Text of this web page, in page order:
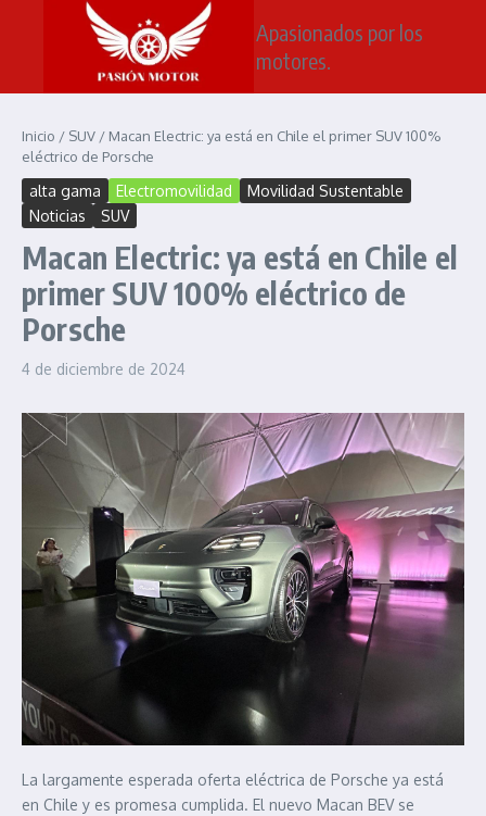
Saltar al contenido
Apasionados por los
motores.
Inicio / SUV / Macan Electric: ya está en Chile el primer SUV 100%
eléctrico de Porsche
alta gama Electromovilidad
Movilidad Sustentable
Noticias
SUV
Macan Electric: ya está en Chile el
primer SUV 100% eléctrico de
Porsche
4 de diciembre de 2024
La largamente esperada oferta eléctrica de Porsche ya está
en Chile y es promesa cumplida. El nuevo Macan BEV se